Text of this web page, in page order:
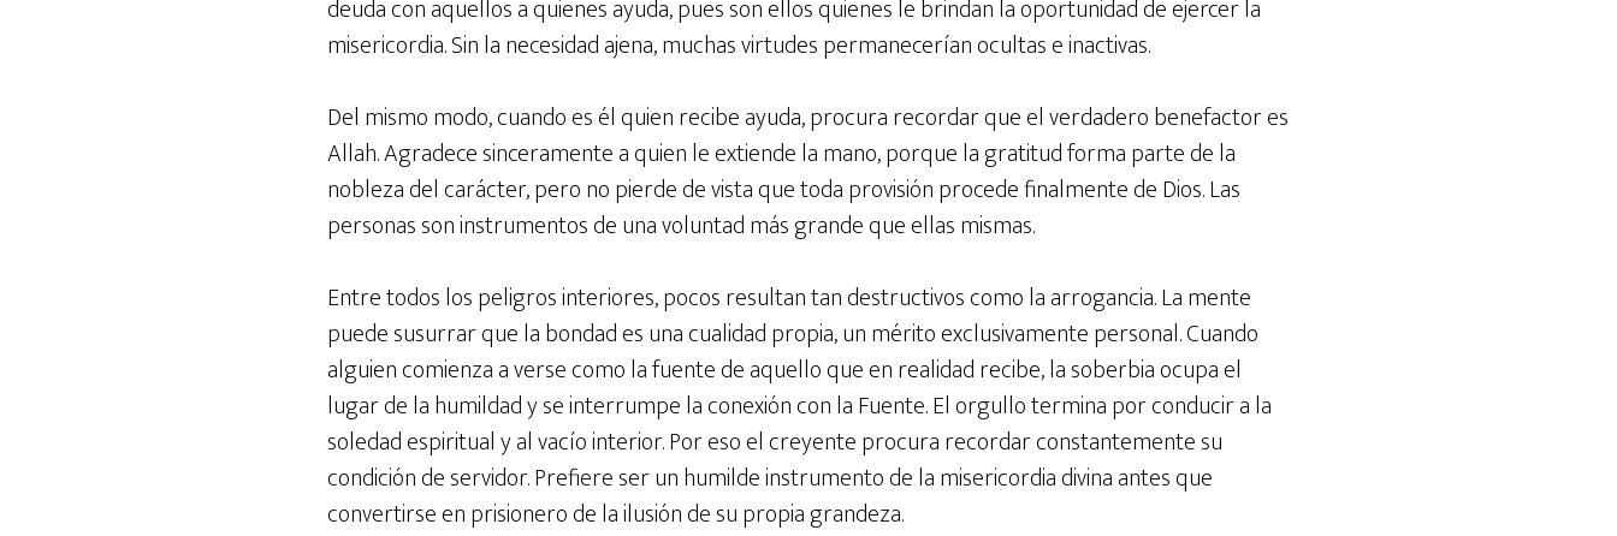
deuda con aquellos a quienes ayuda, pues son ellos quienes le brindan la oportunidad de ejercer la
misericordia. Sin la necesidad ajena, muchas virtudes permanecerían ocultas e inactivas.
Del mismo modo, cuando es él quien recibe ayuda, procura recordar que el verdadero benefactor es
Allah. Agradece sinceramente a quien le extiende la mano, porque la gratitud forma parte de la
nobleza del carácter, pero no pierde de vista que toda provisión procede finalmente de Dios. Las
personas son instrumentos de una voluntad más grande que ellas mismas.
Entre todos los peligros interiores, pocos resultan tan destructivos como la arrogancia. La mente
puede susurrar que la bondad es una cualidad propia, un mérito exclusivamente personal. Cuando
alguien comienza a verse como la fuente de aquello que en realidad recibe, la soberbia ocupa el
lugar de la humildad y se interrumpe la conexión con la Fuente. El orgullo termina por conducir a la
soledad espiritual y al vacío interior. Por eso el creyente procura recordar constantemente su
condición de servidor. Prefiere ser un humilde instrumento de la misericordia divina antes que
convertirse en prisionero de la ilusión de su propia grandeza.